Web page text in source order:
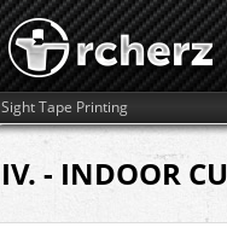
Sight Tape Printing
IV. - INDOOR